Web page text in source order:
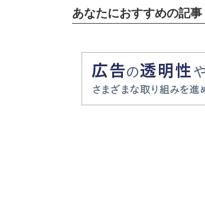
あなたにおすすめの記事